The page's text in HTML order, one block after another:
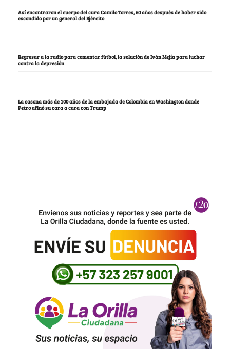
Así encontraron el cuerpo del cura Camilo Torres, 60 años después de haber sido
escondido por un general del Ejército
Regresar a la radio para comentar fútbol, la solución de Iván Mejía para luchar
contra la depresión
La casona más de 100 años de la embajada de Colombia en Washington donde
Petro afinó su cara a cara con Trump